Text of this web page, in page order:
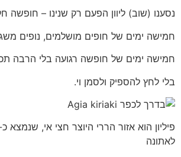
נסענו (שוב) ליוון הפעם רק שנינו – חופשה
חמישה ימים של חופים מושלמים, נופים
חמישה ימים של חופשה רגועה בלי הרבה
בלי לחץ להספיק ולסמן וי.
לאתונה